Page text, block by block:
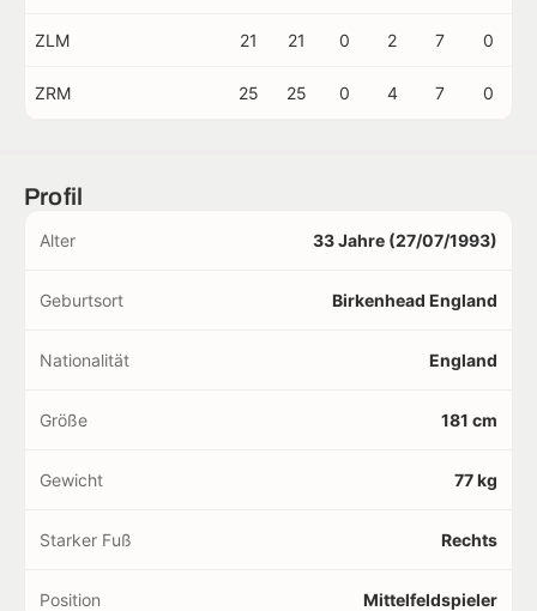
ZLM 21 21 0 2 7 0
ZRM 25 25 0 4 7 0
Profil
Alter 33 Jahre (27/07/1993)
Geburtsort Birkenhead England
Nationalität England
Größe 181 cm
Gewicht 77 kg
Starker Fuß Rechts
Position Mittelfeldspieler